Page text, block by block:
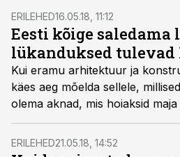
võib hakata pererahvale rahagi
kokku kogenud meistrid.
ERILEHED16.05.18, 11:12
Eesti kõige saledama
lükanduksed tulevad
Kui eramu arhitektuur ja
käes aeg mõelda sellele,
olema aknad, mis hoiaksid
turvalisuse, oleksid hõlpsalt
võimaldaksid maja erineva
laseks tüütutel putukatel samal
ERILEHED21.05.18, 14:52